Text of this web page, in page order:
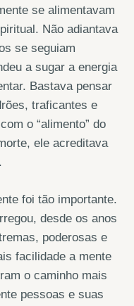
se alimentavam
Não adiantava
se seguiam
a sugar a energia
Bastava pensar
traficantes e
o “alimento” do
ele acreditava
foi tão importante.
desde os anos
poderosas e
facilidade a mente
o caminho mais
pessoas e suas